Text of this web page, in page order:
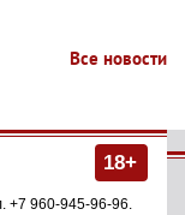
Все новости
18+
+7 960-945-96-96